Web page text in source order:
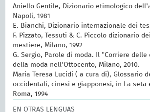
Aniello Gentile, Dizionario etimologico
Napoli, 1981
E. Bianchi, Dizionario internazionale dei
F. Pizzato, Tessuti & C. Piccolo dizionario
mestiere, Milano, 1992
G. Sergio, Parole di moda. Il "Corriere
della moda nell'Ottocento, Milano, 2010.
Maria Teresa Lucidi ( a cura di), Glossario
occidentali, cinesi e giapponesi, in La seta
Roma, 1994
EN OTRAS LENGUAS